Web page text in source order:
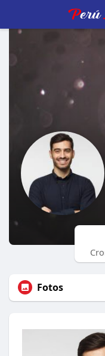
Fotos